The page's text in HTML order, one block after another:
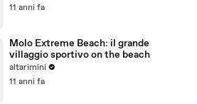
11 anni fa
Molo Extreme Beach: il grande
villaggio sportivo on the beach
altarimini
11 anni fa